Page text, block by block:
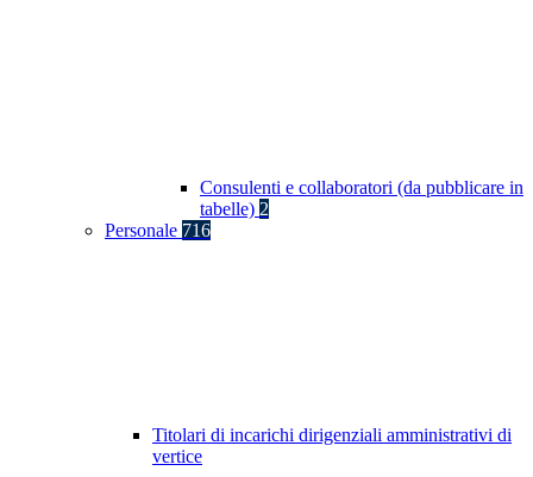
Consulenti e collaboratori (da pubblicare in
tabelle) 2
Personale 716
Titolari di incarichi dirigenziali amministrativi di
vertice